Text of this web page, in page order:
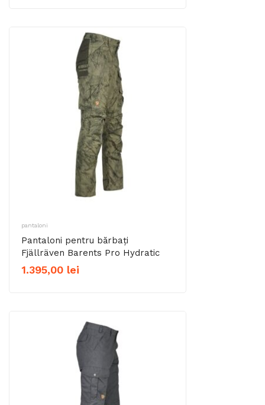
pantaloni
Pantaloni pentru bărbați
Fjällräven Barents Pro Hydratic
1.395,00 lei